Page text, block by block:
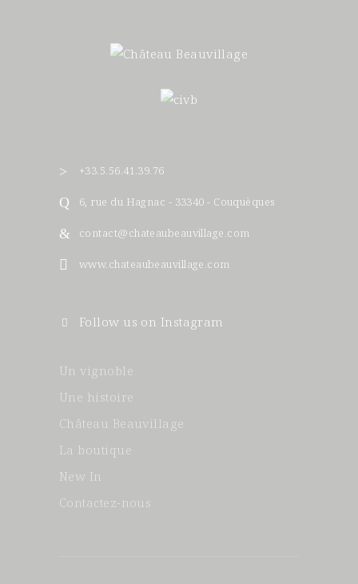
+33.5.56.41.39.76
6, rue du Hagnac - 33340 - Couquèques
contact@chateaubeauvillage.com
www.chateaubeauvillage.com
Follow us on Instagram
Un vignoble
Une histoire
Château Beauvillage
La boutique
New In
Contactez-nous